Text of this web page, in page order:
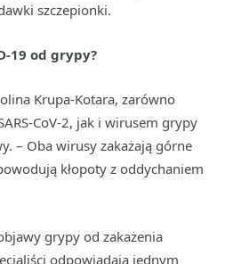
szczepionki.
19 od grypy?
Krupa-Kotara, zarówno
CoV-2, jak i wirusem grypy
– Oba wirusy zakażają górne
kłopoty z oddychaniem
grypy od zakażenia
odpowiadają jednym